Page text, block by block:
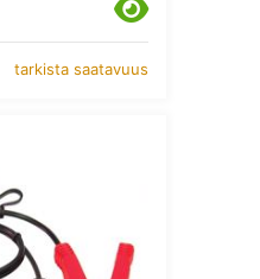
tarkista saatavuus